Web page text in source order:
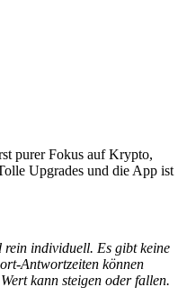
purer Fokus auf Krypto,
Upgrades und die App ist
rein individuell. Es gibt keine
Antwortzeiten können
kann steigen oder fallen.